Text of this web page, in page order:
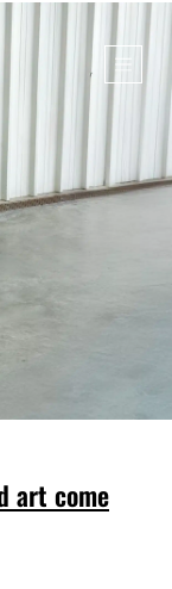
art come